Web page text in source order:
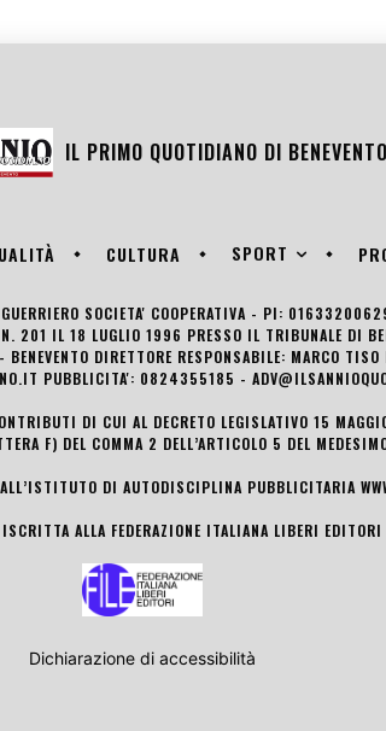
IL PRIMO QUOTIDIANO DI BENEVENTO
CULTURA SPORT
SOCIETA' COOPERATIVA - PI:
201 IL 18 LUGLIO 1996 PRESSO IL TRIBUNALE DI
DIRETTORE RESPONSABILE: MARCO
PUBBLICITA': 0824355185 -
DI CUI AL DECRETO LEGISLATIVO 15
F) DEL COMMA 2 DELL’ARTICOLO 5 DEL
ALL’ISTITUTO DI AUTODISCIPLINA PUBBLICITARIA
ISCRITTA ALLA FEDERAZIONE ITALIANA LIBERI EDITORI
Dichiarazione di accessibilità